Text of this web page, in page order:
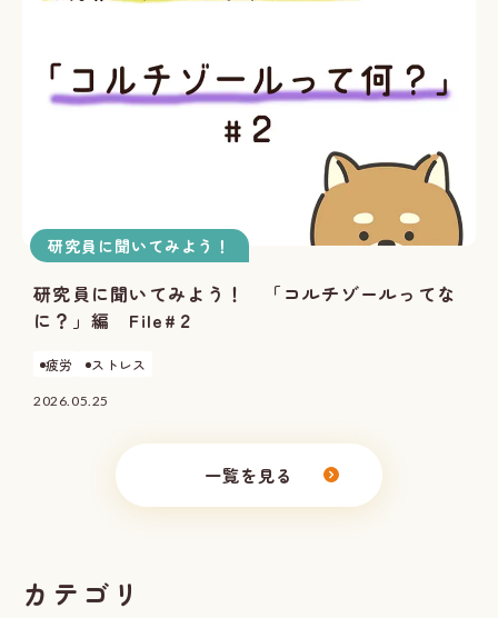
研究員に聞いてみよう！
研究員に聞いてみよう！ 「コルチゾールってな
に？」編 File#２
疲労 ストレス
2026.05.25
一覧を見る
カテゴリ